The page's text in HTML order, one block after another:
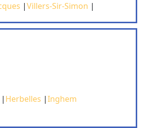
|Villers-Sir-Simon |
| Herbelles |Inghem